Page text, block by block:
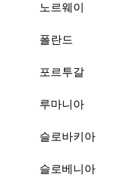
노르웨이
폴란드
포르투갈
루마니아
슬로바키아
슬로베니아